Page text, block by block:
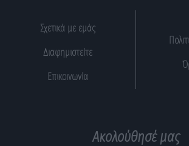
Σχετικά με εμάς
Διαφημιστείτε
Επικοινωνία
Ακολούθησέ μας